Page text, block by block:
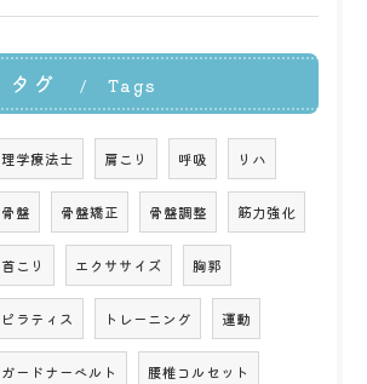
タグ Tags
理学療法士 肩こり 呼吸 リハ
骨盤 骨盤矯正 骨盤調整 筋力強化
首こり エクササイズ 胸郭
ピラティス トレーニング 運動
ガードナーベルト 腰椎コルセット